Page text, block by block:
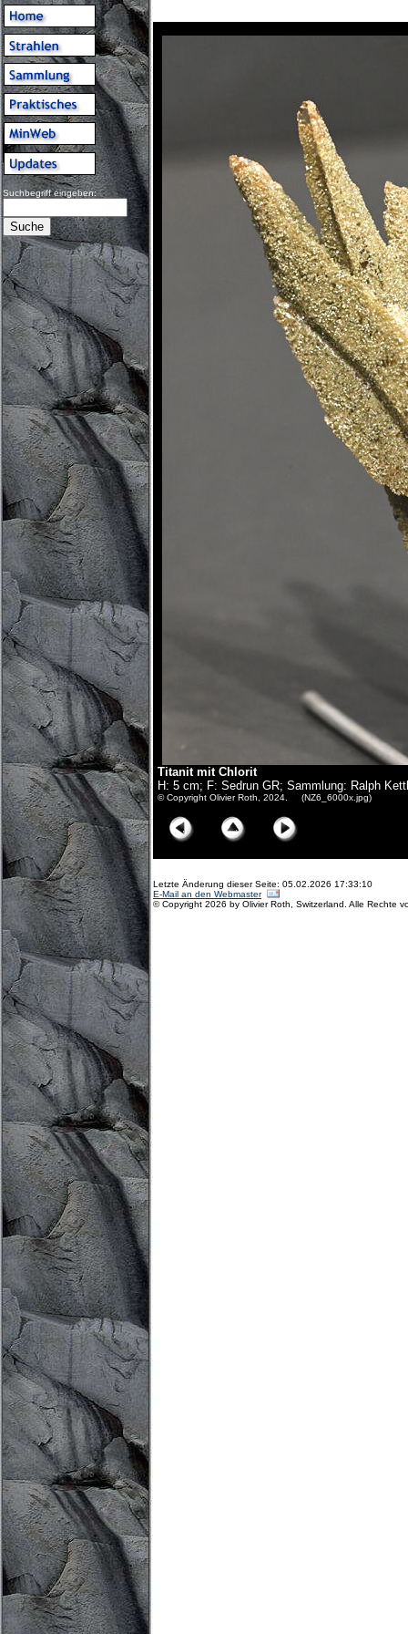
Suchbegriff eingeben:
Titanit mit Chlorit
H: 5 cm; F: Sedrun GR; Sammlung: Ralph Kettl
© Copyright Olivier Roth, 2024. (NZ6_6000x.jpg)
Letzte Änderung dieser Seite: 05.02.2026 17:33:10
E-Mail an den Webmaster
© Copyright 2026 by Olivier Roth, Switzerland. Alle Rechte